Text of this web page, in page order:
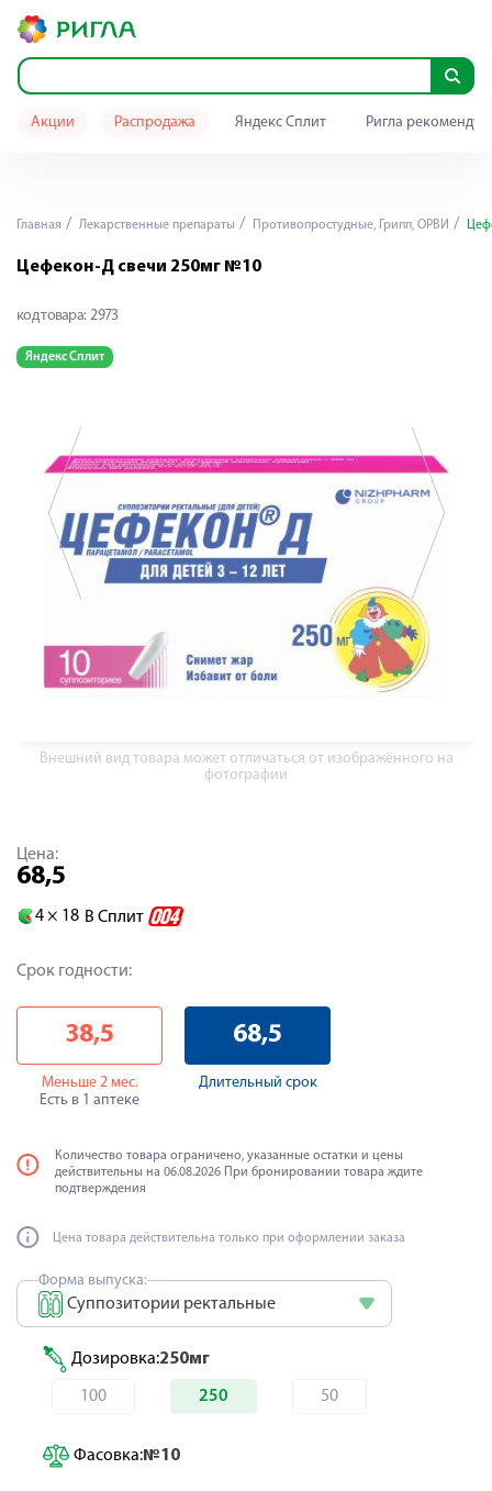
Акции Распродажа Яндекс Сплит Ригла
Главная Лекарственные препараты Противопростудные, Грипп, ОРВИ
Цефекон-Д свечи 250мг №10
код товара: 2973
Яндекс Сплит
Внешний вид товара может отличаться от изображённого на
фотографии
Цена:
68,5
4 × 18 В Сплит
Срок годности:
38,5
Меньше 2 мес.
Есть в 1 аптеке
68,5
Длительный срок
Количество товара ограничено, указанные остатки и цены
действительны на 06.08.2026 При бронировании товара ждите
подтверждения
Цена товара действительна только при оформлении заказа
Форма выпуска:
Суппозитории ректальные
Дозировка:250мг
100 250 50
Фасовка:№10